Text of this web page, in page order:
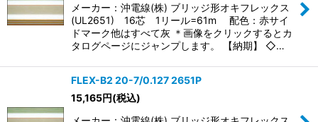
メーカー：沖電線(株) ブリッジ形オキフレックス
(UL2651) 16芯 1リール=61m 配色：赤サイ
ドマーク他はすべて灰 ＊画像をクリックするとカ
タログページにジャンプします。 【納期】 ◇…
FLEX-B2 20-7/0.127 2651P
15,165円(税込)